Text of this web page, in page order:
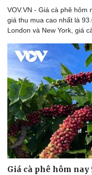
VOV.VN - Giá cà phê
giá thu mua cao nhất là
London và New York, giá
Giá cà phê hôm nay